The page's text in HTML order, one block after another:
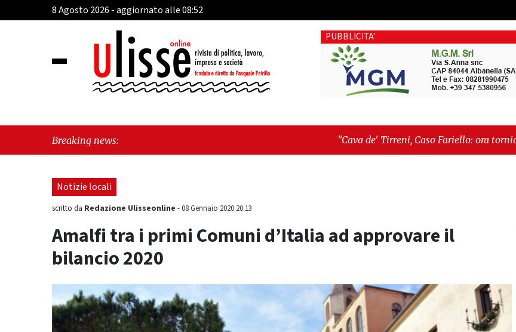
8 Agosto 2026 - aggiornato alle 08:52
PUBBLICITA'
Breaking news: "Cava de' Tirreni, Caso Fariello: ora torniamo ai problemi veri"
perché esiste"
Notizie locali
scritto da Redazione Ulisseonline -08 Gennaio 2020 20:13
Amalfi tra i primi Comuni d’Italia ad approvare il
bilancio 2020